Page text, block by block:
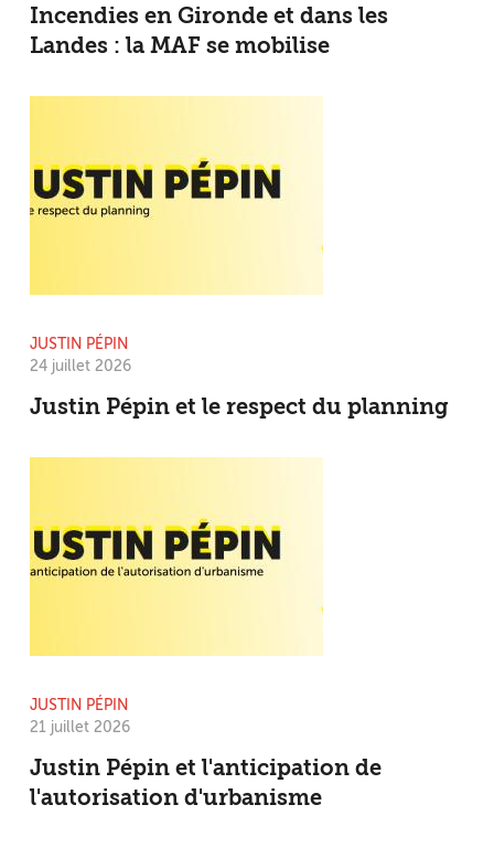
Incendies en Gironde et dans les
Landes : la MAF se mobilise
JUSTIN PÉPIN
24 juillet 2026
Justin Pépin et le respect du planning
JUSTIN PÉPIN
21 juillet 2026
Justin Pépin et l'anticipation de
l'autorisation d'urbanisme